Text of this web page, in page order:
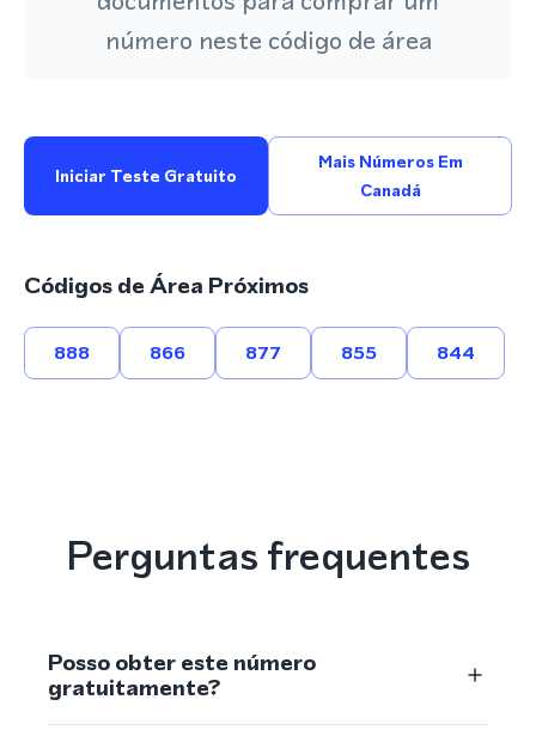
número neste código de área
Iniciar Teste Gratuito
Mais Números Em
Canadá
Códigos de Área Próximos
888 866 877 855 844
Perguntas frequentes
Posso obter este número
gratuitamente?